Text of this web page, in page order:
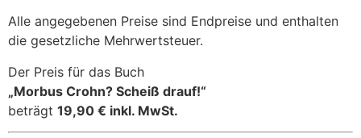
Alle angegebenen Preise sind Endpreise und enthalten
die gesetzliche Mehrwertsteuer.
Der Preis für das Buch
„Morbus Crohn? Scheiß drauf!“
beträgt 19,90 € inkl. MwSt.